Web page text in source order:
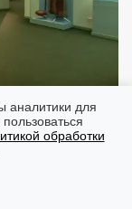
этой
аналитики для
обработки